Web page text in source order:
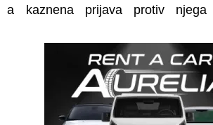
a kaznena prijava protiv